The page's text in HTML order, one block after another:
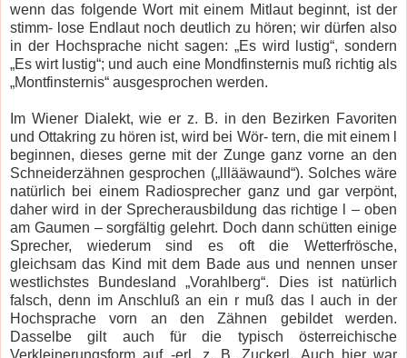
wenn das folgende Wort mit einem Mitlaut beginnt, ist der
stimm- lose Endlaut noch deutlich zu hören; wir dürfen also
in der Hochsprache nicht sagen: „Es wird lustig“, sondern
„Es wirt lustig“; und auch eine Mondfinsternis muß richtig als
„Montfinsternis“ ausgesprochen werden.
Im Wiener Dialekt, wie er z. B. in den Bezirken Favoriten
und Ottakring zu hören ist, wird bei Wör- tern, die mit einem l
beginnen, dieses gerne mit der Zunge ganz vorne an den
Schneiderzähnen gesprochen („lllääwaund“). Solches wäre
natürlich bei einem Radiosprecher ganz und gar verpönt,
daher wird in der Sprecherausbildung das richtige l – oben
am Gaumen – sorgfältig gelehrt. Doch dann schütten einige
Sprecher, wiederum sind es oft die Wetterfrösche,
gleichsam das Kind mit dem Bade aus und nennen unser
westlichstes Bundesland „Vorahlberg“. Dies ist natürlich
falsch, denn im Anschluß an ein r muß das l auch in der
Hochsprache vorn an den Zähnen gebildet werden.
Dasselbe gilt auch für die typisch österreichische
Verkleinerungsform auf -erl, z. B. Zuckerl. Auch hier war